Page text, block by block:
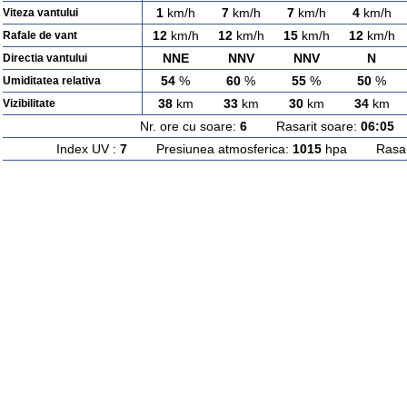
Viteza vantului 1km/h 7km/h 7km/h 4km/h
Rafale de vant 12km/h 12km/h 15km/h 12km/h
Directia vantului NNE NNV NNV N
Umiditatea relativa 54 % 60 % 55 % 50 %
Vizibilitate 38km 33km 30km 34km
Nr. ore cu soare: 6Rasarit soare: 06:05
Index UV : 7Presiunea atmosferica: 1015hpa